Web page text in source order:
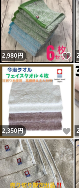
2,980円
2,350円